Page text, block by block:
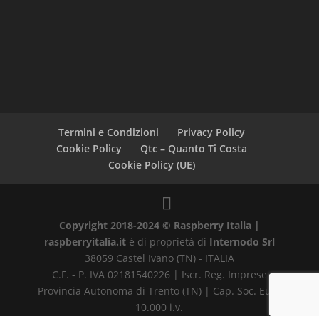
Termini e Condizioni
Privacy Policy
Cookie Policy
Qtc – Quanto Ti Costa
Cookie Policy (UE)
Copyright 2018-2024 © Raspberry Italia |
raspberryitalia.itè di proprietà di Internodo Srl
38059 Castel Ivano (TN) - ITALIA
C.F. - P. IVA 02181540226 | Iscr. Reg. Imprese
Provincia Autonoma di Trento (TN) | Cap. Soc. Euro
10.000 i.v.